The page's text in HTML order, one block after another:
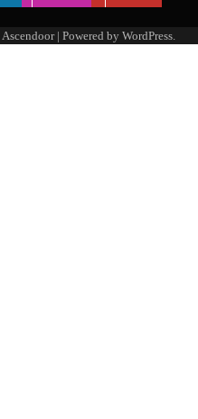
Ascendoor| Powered by WordPress.